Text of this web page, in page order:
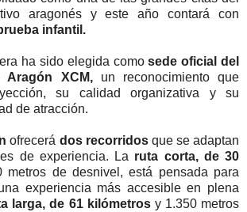
aragonés y este año contará con
infantil.
ha sido elegida comosede oficial del
Aragón XCM,un reconocimiento que
su calidad organizativa y su
de atracción.
ofrecerá dos recorridosque se adaptan
de experiencia. La ruta corta, de 30
metros de desnivel, está pensada para
experiencia más accesible en plena
larga, de 61 kilómetrosy 1.350 metros